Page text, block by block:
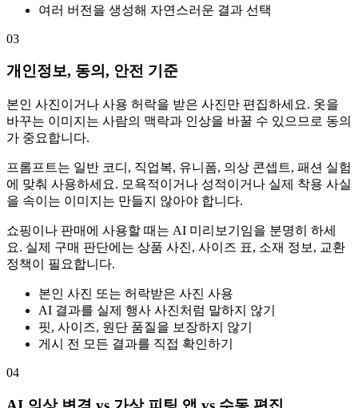
여러 버전을 생성해 자연스러운 결과 선택
03
개인정보, 동의, 안전 기준
본인 사진이거나 사용 허락을 받은 사진만 편집하세요. 옷을
바꾸는 이미지는 사람의 맥락과 인상을 바꿀 수 있으므로 동의
가 중요합니다.
프롬프트는 일반 코디, 직업복, 유니폼, 의상 콘셉트, 패션 실험
에 맞춰 사용하세요. 모욕적이거나 성적이거나 실제 착용 사실
을 속이는 이미지는 만들지 않아야 합니다.
쇼핑이나 판매에 사용할 때는 AI 미리보기임을 분명히 하세
요. 실제 구매 판단에는 상품 사진, 사이즈 표, 소재 정보, 교환
정책이 필요합니다.
본인 사진 또는 허락받은 사진 사용
AI 결과를 실제 행사 사진처럼 말하지 않기
핏, 사이즈, 원단 품질을 보장하지 않기
게시 전 모든 결과를 직접 확인하기
04